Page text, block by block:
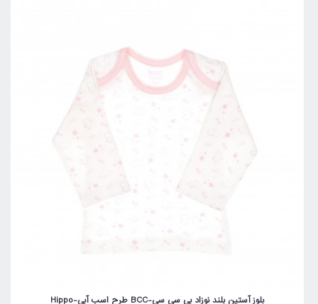
بلوز آستین بلند نوزاد بی سی سی-BCC طرح اسب آبی-Hippo